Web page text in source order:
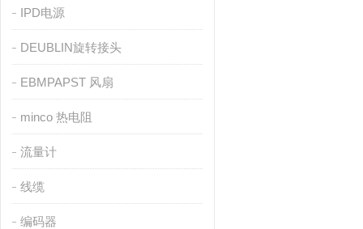
IPD电源
DEUBLIN旋转接头
EBMPAPST 风扇
minco 热电阻
流量计
线缆
编码器